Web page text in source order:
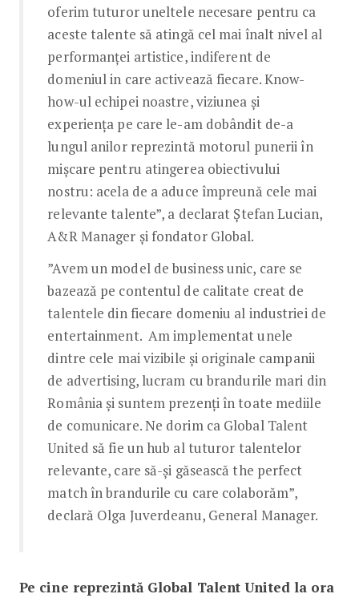
oferim tuturor uneltele necesare pentru ca
aceste talente să atingă cel mai înalt nivel al
performanței artistice, indiferent de
domeniul in care activează fiecare. Know-
how-ul echipei noastre, viziunea și
experiența pe care le-am dobândit de-a
lungul anilor reprezintă motorul punerii în
mișcare pentru atingerea obiectivului
nostru: acela de a aduce împreună cele mai
relevante talente”, a declarat Ștefan Lucian,
A&R Manager și fondator Global.
”Avem un model de business unic, care se
bazează pe contentul de calitate creat de
talentele din fiecare domeniu al industriei de
entertainment. Am implementat unele
dintre cele mai vizibile şi originale campanii
de advertising, lucram cu brandurile mari din
România și suntem prezenți în toate mediile
de comunicare. Ne dorim ca Global Talent
United să fie un hub al tuturor talentelor
relevante, care să-și găsească the perfect
match în brandurile cu care colaborăm”,
declară Olga Juverdeanu, General Manager.
Pe cine reprezintă Global Talent United la ora